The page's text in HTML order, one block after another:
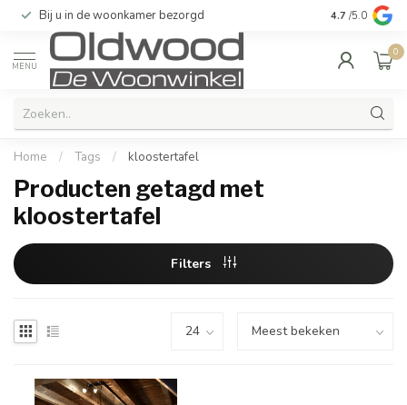
Bij u in de woonkamer bezorgd Kwaliteit &
4.7 /5.0
MENU
0
Home / Tags / kloostertafel
Producten getagd met
kloostertafel
Filters